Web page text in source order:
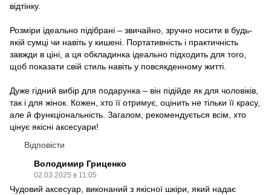
відтінку.
Розміри ідеально підібрані – звичайно, зручно носити в будь-
якій сумці чи навіть у кишені. Портативність і практичність
завжди в ціні, а ця обкладинка ідеально підходить для того,
щоб показати свій стиль навіть у повсякденному житті.
Дуже гідний вибір для подарунка – він підійде як для чоловіків,
так і для жінок. Кожен, хто її отримує, оцінить не тільки її красу,
але й функціональність. Загалом, рекомендується всім, хто
цінує якісні аксесуари!
Відповісти
Володимир Гриценко
02.03.2025 в 11:05
Чудовий аксесуар, виконаний з якісної шкіри, який надає